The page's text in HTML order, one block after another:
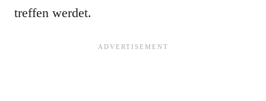
treffen werdet.